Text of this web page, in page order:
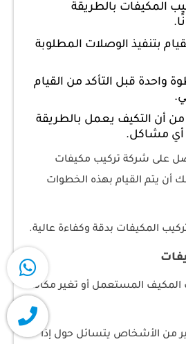
المكيفات بالطريقة
بتنفيذ الوصلات المطلوبة
واحدة قبل التأكد من القيام
من أن التكيف يعمل بالطريقة
أي مشاكل.
على شركة تركيب مكيفات
يتم القيام بهذه الخطوات
المكيفات بدقة وكفاءة عالية.
المستعمل أو تغير مكانه
من الأشخاص يتسائل حول إذا